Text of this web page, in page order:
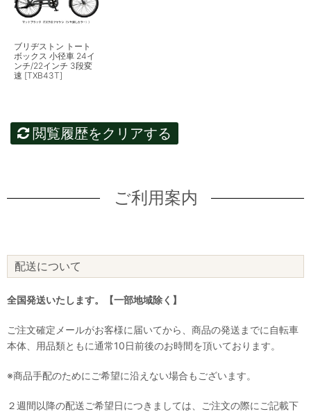
ブリヂストン トート
ボックス 小径車 24イ
ンチ/22インチ 3段変
速 [TXB43T]
閲覧履歴をクリアする
ご利用案内
配送について
全国発送いたします。【一部地域除く】
ご注文確定メールがお客様に届いてから、商品の発送までに自転車
本体、用品類ともに通常10日前後のお時間を頂いております。
※商品手配のためにご希望に沿えない場合もございます。
２週間以降の配送ご希望日につきましては、ご注文の際にご記載下